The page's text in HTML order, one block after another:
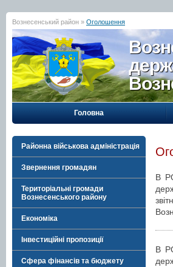
Вознесенський район » Оголошення
Головна
Районна військова адміністрація
Звернення громадян
Територіальні громади
Вознесенського району
Економіка
Інвестиційні пропозиції
Сфера фінансів та бюджету
В
В